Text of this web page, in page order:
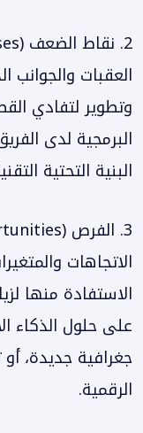
2. نقاط الضعف (Weaknesses) – عوامل داخلية
العقبات والجوانب
وتطوير لتفادي
البرمجية لدى
البنية التحتية
3. الفرص (Opportunities) – عوامل خارجية
الاتجاهات
الاستفادة منها
على حلول الذكاء
جغرافية جديدة، أو
الرقمية.